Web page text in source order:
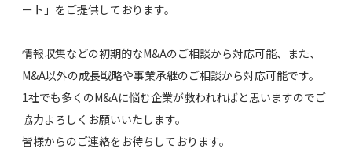
ート」をご提供しております。
情報収集などの初期的なM&Aのご相談から対応可能、また、
M&A以外の成長戦略や事業承継のご相談から対応可能です。
1社でも多くのM&Aに悩む企業が救われればと思いますのでご
協力よろしくお願いいたします。
皆様からのご連絡をお待ちしております。